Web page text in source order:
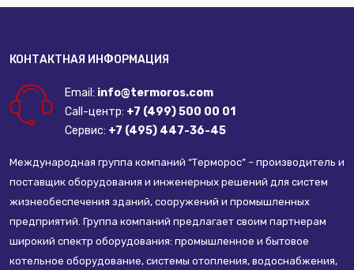
КОНТАКТНАЯ ИНФОРМАЦИЯ
Email: info@termoros.com
Call-центр: +7 (499) 500 00 01
Сервис: +7 (495) 447-36-45
Международная группа компаний “Терморос” – производитель и
поставщик оборудования и инженерных решений для систем
жизнеобеспечения зданий, сооружений и промышленных
предприятий. Группа компаний предлагает своим партнерам
широкий спектр оборудования: промышленное и бытовое
котельное оборудование, системы отопления, водоснабжения,